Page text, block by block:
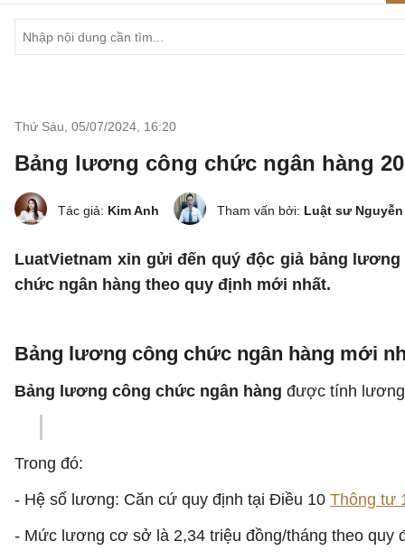
Thứ Sáu, 05/07/2024 16:20
Bảng lương công chức ngân hàng
Tác giả: Kim Anh Tham vấn bởi: Luật sư
LuatVietnam xin gửi đến quý độc giả bảng
chức ngân hàng theo quy định mới nhất.
Bảng lương công chức ngân hàng mới
Bảng lương công chức ngân hàng được tính
Trong đó:
- Hệ số lương: Căn cứ quy định tại Điều 10 Thông tư
- Mức lương cơ sở là 2,34 triệu đồng/tháng theo quy